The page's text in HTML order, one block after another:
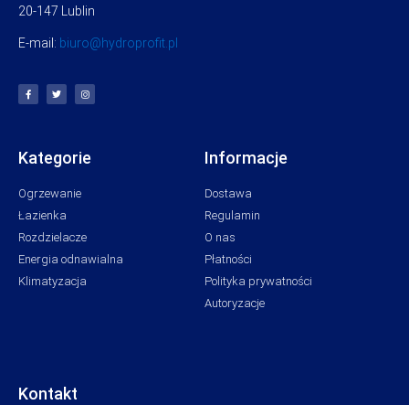
20-147 Lublin
E-mail: biuro@hydroprofit.pl
Kategorie
Ogrzewanie
Łazienka
Rozdzielacze
Energia odnawialna
Klimatyzacja
Informacje
Dostawa
Regulamin
O nas
Płatności
Polityka prywatności
Autoryzacje
Kontakt